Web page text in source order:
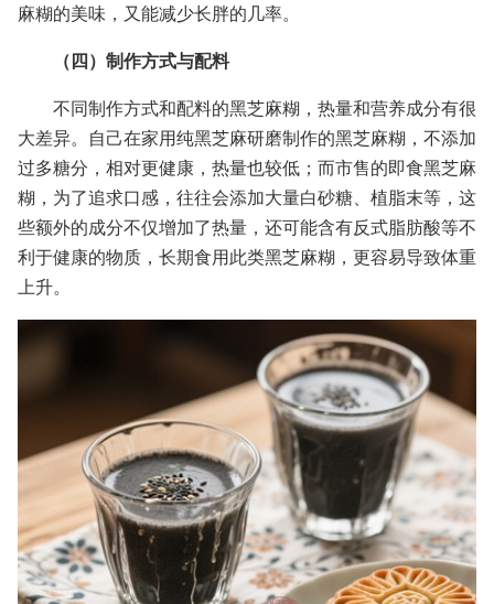
麻糊的美味，又能减少长胖的几率。
（四）制作方式与配料
不同制作方式和配料的黑芝麻糊，热量和营养成分有很
大差异。自己在家用纯黑芝麻研磨制作的黑芝麻糊，不添加
过多糖分，相对更健康，热量也较低；而市售的即食黑芝麻
糊，为了追求口感，往往会添加大量白砂糖、植脂末等，这
些额外的成分不仅增加了热量，还可能含有反式脂肪酸等不
利于健康的物质，长期食用此类黑芝麻糊，更容易导致体重
上升。